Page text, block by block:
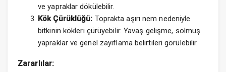
ve yapraklar dökülebilir.
Kök Çürüklüğü: Toprakta aşırı nem nedeniyle
bitkinin kökleri çürüyebilir. Yavaş gelişme, solmuş
yapraklar ve genel zayıflama belirtileri görülebilir.
Zararlılar: